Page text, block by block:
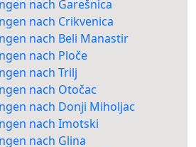
nach Garešnica
nach Crikvenica
nach Beli Manastir
nach Ploče
nach Trilj
nach Otočac
nach Donji Miholjac
nach Imotski
nach Glina